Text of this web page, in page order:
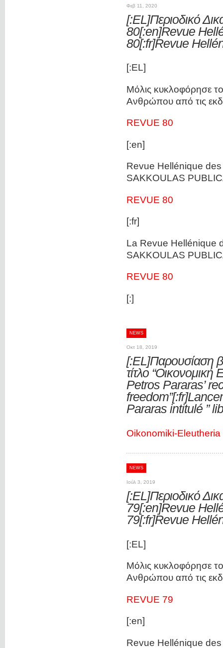
Φεβ 11, 2020
[:EL]Περιοδικό
80[:en]Revue
80[:fr]Revue
[:EL]
Μόλις κυκλοφόρησε
Ανθρώπου από τις
REVUE 80
[:en]
Revue Hellénique
SAKKOULAS
REVUE 80
[:fr]
La Revue Hellénique
SAKKOULAS
REVUE 80
[:]
NEWS
Οκτ 18, 2019
[:EL]Παρουσίαση
τίτλο
Petros Pararas’
Pararas intitulé ”
Oikonomiki-Eleutheria
NEWS
Ιούλ 3, 2019
[:EL]Περιοδικό
79[:en]Revue
79[:fr]Revue
[:EL]
Μόλις κυκλοφόρησε
Ανθρώπου από τις
REVUE 79
[:en]
Revue Hellénique